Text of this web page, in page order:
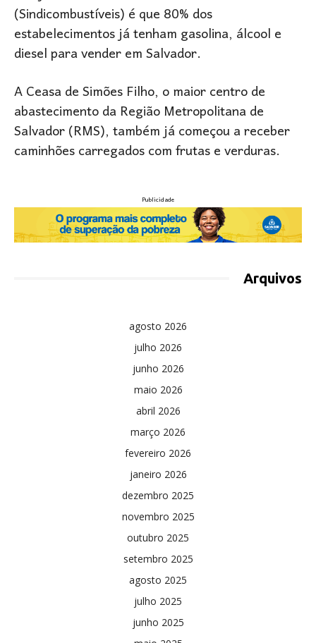
(Sindicombustíveis) é que 80% dos
estabelecimentos já tenham gasolina, álcool e
diesel para vender em Salvador.
A Ceasa de Simões Filho, o maior centro de
abastecimento da Região Metropolitana de
Salvador (RMS), também já começou a receber
caminhões carregados com frutas e verduras.
Publicidade
Arquivos
agosto 2026
julho 2026
junho 2026
maio 2026
abril 2026
março 2026
fevereiro 2026
janeiro 2026
dezembro 2025
novembro 2025
outubro 2025
setembro 2025
agosto 2025
julho 2025
junho 2025